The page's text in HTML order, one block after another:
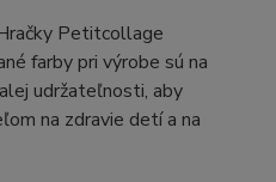
Petitcollage
farby pri výrobe sú na
udržateľnosti, aby
na zdravie detí a na